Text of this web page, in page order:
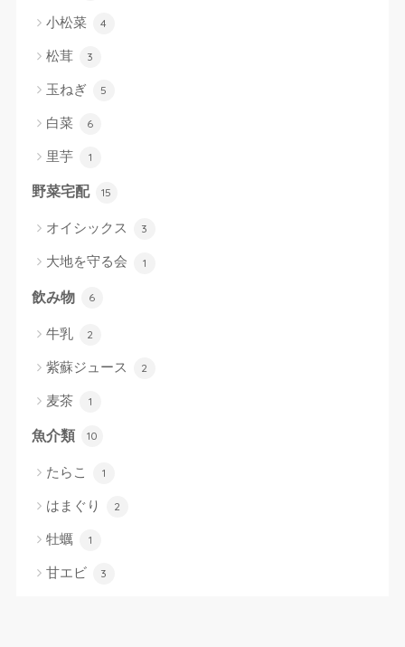
小松菜 4
松茸 3
玉ねぎ 5
白菜 6
里芋 1
野菜宅配 15
オイシックス 3
大地を守る会 1
飲み物 6
牛乳 2
紫蘇ジュース 2
麦茶 1
魚介類 10
たらこ 1
はまぐり 2
牡蠣 1
甘エビ 3